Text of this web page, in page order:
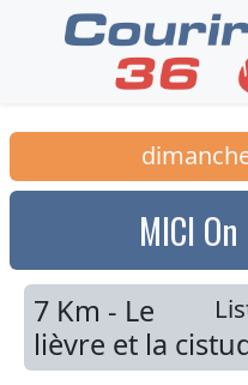
MICI
7 Km - Le
lièvre et la